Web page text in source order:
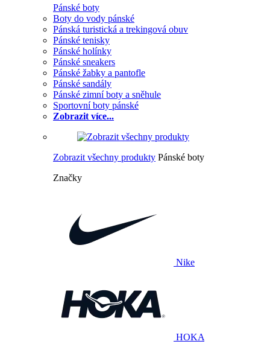
Pánské boty
Boty do vody pánské
Pánská turistická a trekingová obuv
Pánské tenisky
Pánské holínky
Pánské sneakers
Pánské žabky a pantofle
Pánské sandály
Pánské zimní boty a sněhule
Sportovní boty pánské
Zobrazit více...
Zobrazit všechny produkty Pánské boty
Značky
Nike
HOKA